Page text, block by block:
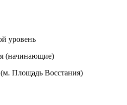
уровень
(начинающие)
Площадь Восстания)